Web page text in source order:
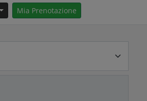
Mia Prenotazione